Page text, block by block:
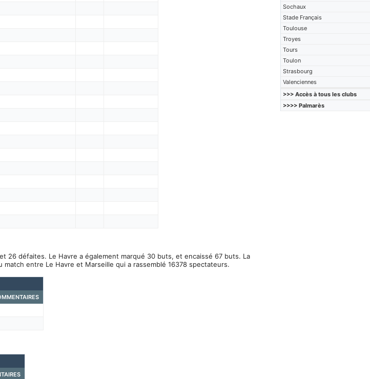
Sochaux
Stade Français
Toulouse
Troyes
Tours
Toulon
Strasbourg
Valenciennes
>>> Accès à tous les clubs
>>>> Palmarès
26 défaites. Le Havre a également marqué 30 buts, et encaissé 67 buts. La
entre Le Havre et Marseille qui a rassemblé 16378 spectateurs.